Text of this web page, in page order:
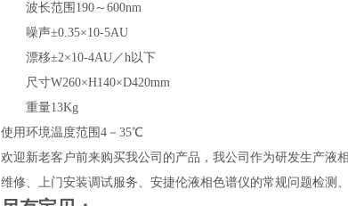
波长范围190～600nm
噪声±0.35×10-5AU
漂移±2×10-4AU／h以下
尺寸W260×H140×D420mm
重量13Kg
使用环境温度范围4－35℃
欢迎新老客户前来购买我公司的产品，我公司作为研发生产液
维修、上门安装调试服务、安捷伦液相色谱仪的常规问题检测